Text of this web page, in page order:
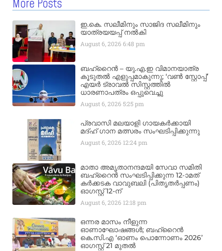
More Posts
ഇ.കെ. സലീമിനും സാജിദ സലീമിനും
യാത്രയയപ്പ് നൽകി
August 6, 20266:48 pm
ബഹ്‌റൈൻ – യു.എ.ഇ വിമാനയാത്ര
കൂടുതൽ എളുപ്പമാകുന്നു; ‘വൺ സ്റ്റോപ്പ്’
എയർ ട്രാവൽ സിസ്റ്റത്തിൽ
ധാരണാപത്രം ഒപ്പുവെച്ചു
August 6, 20265:25 pm
പ്രവാസി മലയാളി ഗായകർക്കായി
മദ്ഹ് ഗാന മത്സരം സംഘടിപ്പിക്കുന്നു
August 6, 2026 12:24 pm
മാതാ അമൃതാനന്ദമയി സേവാ സമിതി
ബഹ്‌റൈൻ സംഘടിപ്പിക്കുന്ന 12-ാമത്
കർക്കടക വാവുബലി (പിതൃതർപ്പണം)
ഓഗസ്റ്റ് 12-ന്
August 6, 2026 12:18 pm
ഒന്നര മാസം നീളുന്ന
ഓണാഘോഷങ്ങൾ; ബഹ്‌റൈൻ
കെ.സി.എ ‘ഓണം പൊന്നോണം 2026’
ഓഗസ്റ്റ് 21 മുതൽ